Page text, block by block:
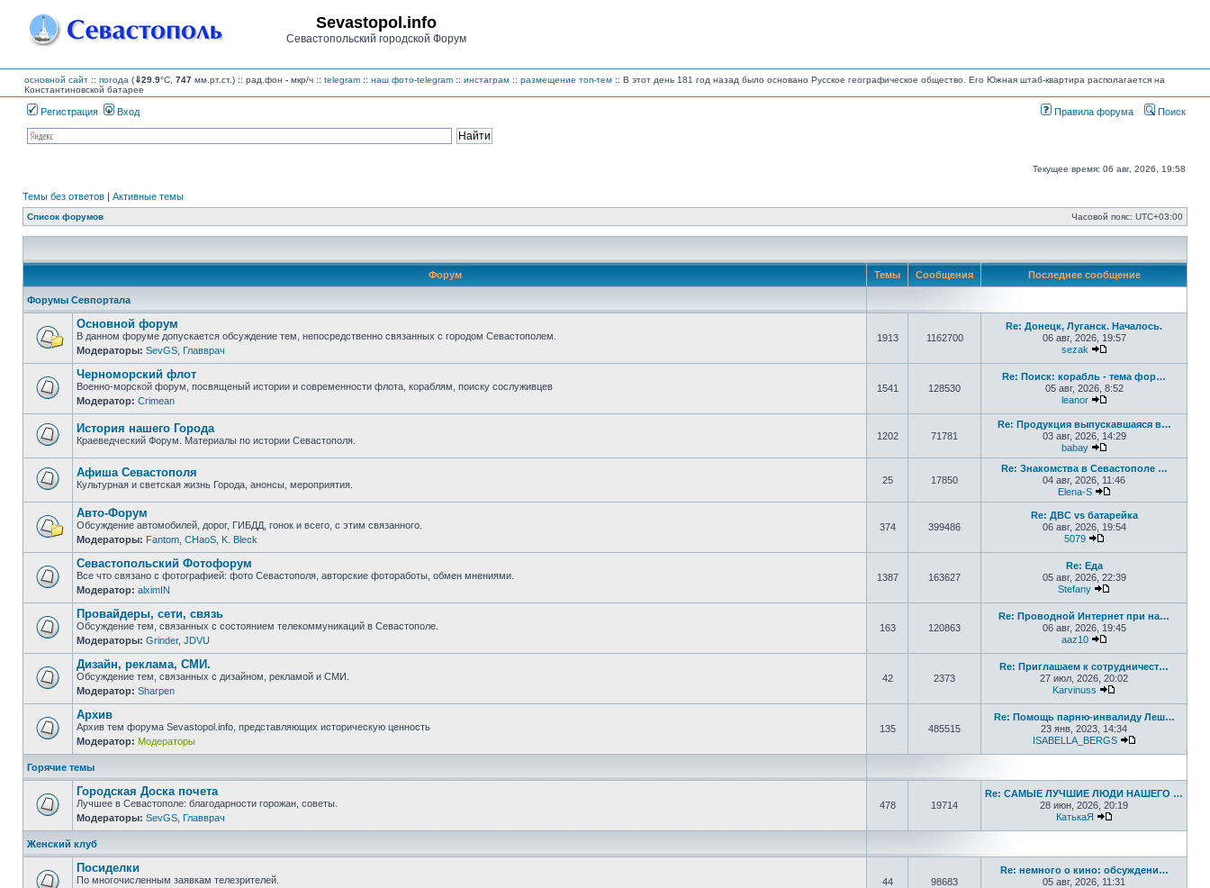
Sevastopol.info
Севастопольский городской Форум
основной сайт :: погода (⇓29.9°C, 747 мм.рт.ст.) :: рад.фон - мкр/ч :: telegram :: наш фото-telegram :: инстаграм :: размещение топ-тем :: В этот день 181 год назад было основано Русское географическое общество. Его Южная штаб-квартира располагается на
Константиновской батарее
Регистрация Вход Правила форума Поиск
Текущее время: 06 авг, 2026, 19:58
Темы без ответов | Активные темы
Список форумов Часовой пояс: UTC+03:00
Форум Темы Сообщения Последнее сообщение
Форумы Севпортала
Нет
непрочитанных
сообщений
Основной форум
В данном форуме допускается обсуждение тем, непосредственно связанных с городом Севастополем.
Модераторы: SevGS Главврач
1913 1162700
Re: Донецк, Луганск. Началось.
06 авг, 2026, 19:57
sezak
Нет
непрочитанных
сообщений
Черноморский флот
Военно-морской форум, посвященый истории и современности флота, кораблям, поиску сослуживцев
Модератор: Crimean
1541 128530
Re: Поиск: корабль - тема фор…
05 авг, 2026, 8:52
leanor
непрочитанных
сообщений
История нашего Города
Краеведческий Форум. Материалы по истории Севастополя. 1202 71781
Re: Продукция выпускавшаяся в…
03 авг, 2026, 14:29
babay
Перейти к
непрочитанных
сообщений
Афиша Севастополя
Культурная и светская жизнь Города, анонсы, мероприятия. 25 17850
Re: Знакомства в Севастополе …
04 авг, 2026, 11:46
Elena-S
Перейти к
Нет
непрочитанных
сообщений
Авто-Форум
Обсуждение автомобилей, дорог, ГИБДД, гонок и всего, с этим связанного.
Модераторы: Fantom CHaoS K. Bleck
374 399486
Re: ДВС vs батарейка
06 авг, 2026, 19:54
5079
Нет
непрочитанных
сообщений
Севастопольский Фотофорум
Все что связано с фотографией: фото Севастополя, авторские фотоработы, обмен мнениями.
Модератор: alximIN
1387 163627
Re: Еда
05 авг, 2026, 22:39
Stefany
Нет
непрочитанных
сообщений
Провайдеры, сети, связь
Обсуждение тем, связанных с состоянием телекоммуникаций в Севастополе.
Модераторы: Grinder, JDVU
163 120863
Re: Проводной Интернет при на…
06 авг, 2026, 19:45
aaz10
Нет
непрочитанных
сообщений
Дизайн, реклама, СМИ.
Обсуждение тем, связанных с дизайном, рекламой и СМИ.
Модератор: Sharpen
42 2373
Re: Приглашаем к сотрудничест…
27 июл, 2026, 20:02
Karvinuss
Нет
непрочитанных
сообщений
Архив
Архив тем форума Sevastopol.info, представляющих историческую ценность
Модератор: Модераторы
135 485515
Re: Помощь парню-инвалиду Леш…
23 янв, 2023, 14:34
ISABELLA_BERGS
Горячие темы
Нет
непрочитанных
сообщений
Городская Доска почета
Лучшее в Севастополе: благодарности горожан, советы.
Модераторы: SevGS Главврач
478 19714
Re: САМЫЕ ЛУЧШИЕ ЛЮДИ НАШЕГО …
28 июн, 2026, 20:19
КатькаЯ
Женский клуб
Посиделки
По многочисленным заявкам телезрителей.
44 98683
Re: немного о кино: обсуждени…
05 авг, 2026, 11:31